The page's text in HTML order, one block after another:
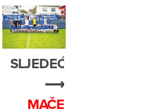
SLJEDEĆE
⟶
MAČE